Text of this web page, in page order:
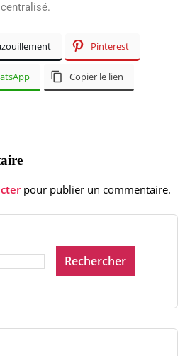
Pinterest
Copier le lien
pour publier un commentaire.
Rechercher